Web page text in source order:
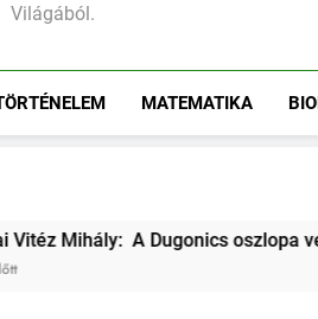
Világából.
MATEMATIKA
oszlopa verselemzés